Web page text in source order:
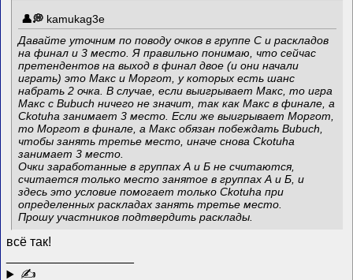
kamukag3e
Давайте уточним по поводу очков в группе С и раскладов
на финал и 3 место. Я правильно понимаю, что сейчас
претендентов на выход в финал двое (и они начали
играть) это Макс и Моргот, у которых есть шанс
набрать 2 очка. В случае, если выигрывает Макс, то игра
Макс с Bubuch ничего не значит, так как Макс в финале, а
Ckotuha занимает 3 место. Если же выигрывает Моргот,
то Моргот в финале, а Макс обязан побеждать Bubuch,
чтобы занять третье место, иначе снова Ckotuha
занимает 3 место.
Очки заработанные в группах А и Б не считаются,
считается только место занятое в группах А и Б, и
здесь это условие помогает только Ckotuha при
определенных раскладах занять третье место.
Прошу участников подтвердить расклады.
всё так!
✍